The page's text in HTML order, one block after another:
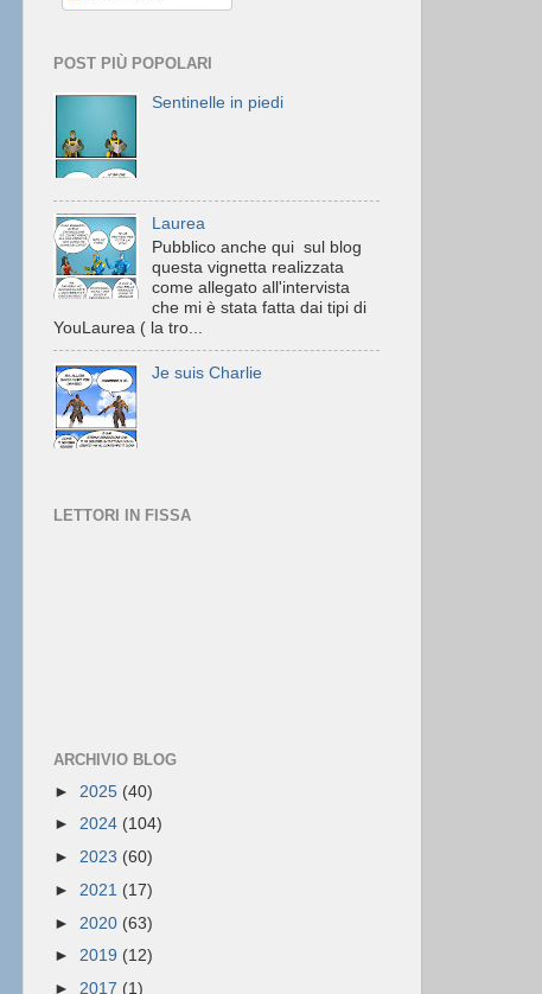
POST PIÙ POPOLARI
Sentinelle in piedi
Laurea
Pubblico anche qui sul blog
questa vignetta realizzata
come allegato all'intervista
che mi è stata fatta dai tipi di
YouLaurea ( la tro...
Je suis Charlie
LETTORI IN FISSA
ARCHIVIO BLOG
► 2025 (40)
► 2024 (104)
► 2023 (60)
► 2021 (17)
► 2020 (63)
► 2019 (12)
► 2017 (1)